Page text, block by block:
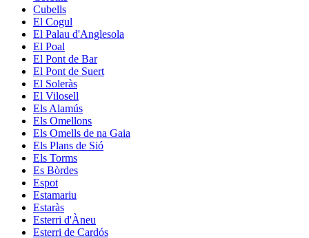
Cubells
El Cogul
El Palau d'Anglesola
El Poal
El Pont de Bar
El Pont de Suert
El Soleràs
El Vilosell
Els Alamús
Els Omellons
Els Omells de na Gaia
Els Plans de Sió
Els Torms
Es Bòrdes
Espot
Estamariu
Estaràs
Esterri d'Àneu
Esterri de Cardós